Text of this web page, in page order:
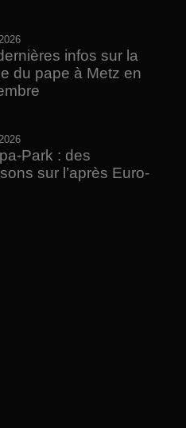
infos sur la
du pape à Metz en
Park : des
sur l’après Euro-